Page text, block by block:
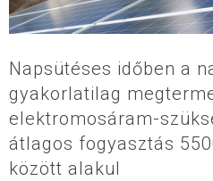
Napsütéses időben a
gyakorlatilag
elektromosáram-
átlagos fogyasztás
között alakul